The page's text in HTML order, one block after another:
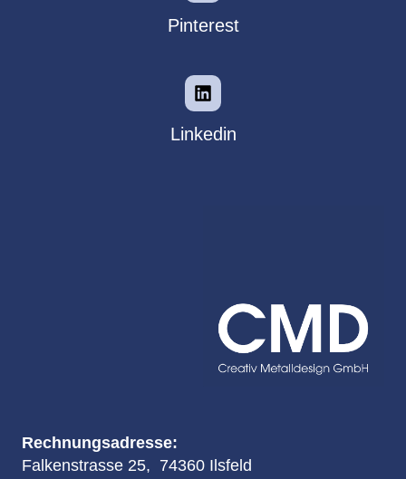
Pinterest
Linkedin
Rechnungsadresse:
Falkenstrasse 25, 74360 Ilsfeld